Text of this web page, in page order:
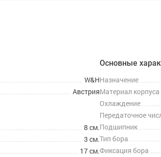
W&H
Австрия
8 см.
3 см.
17 см.
Основные
Назначение
Материал корпуса
Охлаждение
Передаточное
Подшипник
Тип бора
Фиксация бора